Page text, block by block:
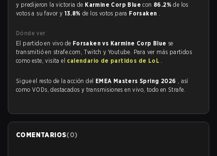
y predijeron la victoria de Karmine Corp Bluecon 86.2%de los
votos a su favor y 13.8%de los votos para Forsaken .
Dónde ver
El partido en vivo de Forsaken vs Karmine Corp Blue se
transmitió en strafe.com, Twitch y Youtube. Para ver más partidos
como este, visita el calendario de partidos de LoL .
Sigue el resto de la acción del EMEA Masters Spring 2026 , así
como VODs, destacados y transmisiones en vivo, todo en Strafe.
COMENTARIOS(0)